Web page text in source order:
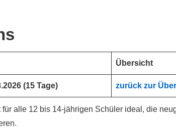
Übersicht
(15 Tage) zurück zur
alle 12 bis 14-jährigen Schüler ideal, die